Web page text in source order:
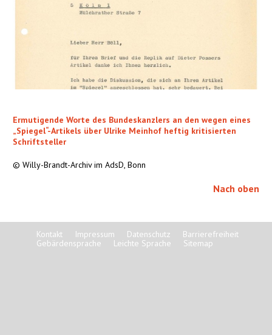
Ermutigende Worte des Bundeskanzlers an den wegen eines
„Spiegel“-Artikels über Ulrike Meinhof heftig kritisierten
Schriftsteller
© Willy-Brandt-Archiv im AdsD, Bonn
Nach oben
Kontakt Impressum Datenschutz
Barrierefreiheit
Gebärdensprache
Leichte Sprache Sitemap